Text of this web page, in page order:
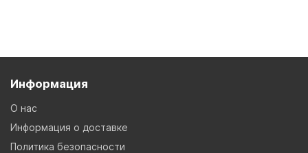
Информация
О нас
Информация о доставке
Политика безопасности